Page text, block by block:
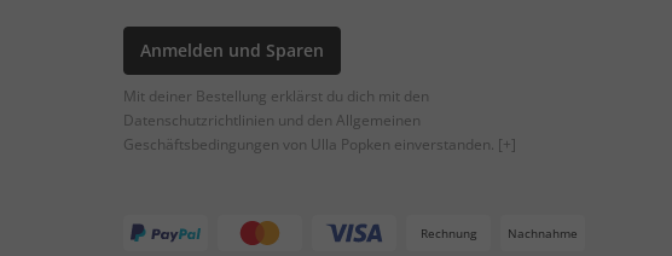
Anmelden und Sparen
Mit deiner Bestellung erklärst du dich mit den
Datenschutzrichtlinien und den Allgemeinen
Geschäftsbedingungen von Ulla Popken einverstanden. [+]
Rechnung Nachnahme